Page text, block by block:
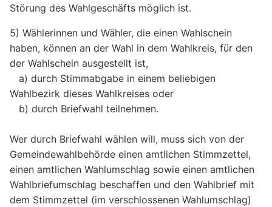
Störung des Wahlgeschäfts möglich ist.
5) Wählerinnen und Wähler, die einen Wahlschein
haben, können an der Wahl in dem Wahlkreis, für den
der Wahlschein ausgestellt ist,
a) durch Stimmabgabe in einem beliebigen
Wahlbezirk dieses Wahlkreises oder
b) durch Briefwahl teilnehmen.
Wer durch Briefwahl wählen will, muss sich von der
Gemeindewahlbehörde einen amtlichen Stimmzettel,
einen amtlichen Wahlumschlag sowie einen amtlichen
Wahlbriefumschlag beschaffen und den Wahlbrief mit
dem Stimmzettel (im verschlossenen Wahlumschlag)